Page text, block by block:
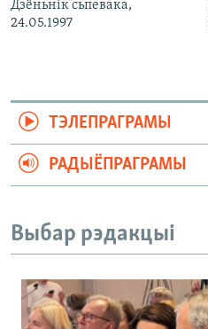
Дзёньнік сьпевака,
24.05.1997
ТЭЛЕПРАГРАМЫ
РАДЫЁПРАГРАМЫ
Выбар рэдакцыі